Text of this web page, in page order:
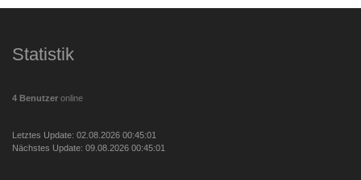
Statistik
4 Benutzer online
Letztes Update: 02.08.2026 00:45:01
Nächstes Update: 09.08.2026 00:45:01